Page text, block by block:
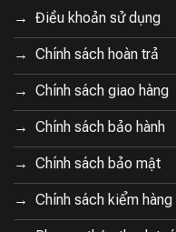
Điều khoản sử dụng
Chính sách hoàn trả
Chính sách giao hàng
Chính sách bảo hành
Chính sách bảo mật
Chính sách kiểm hàng